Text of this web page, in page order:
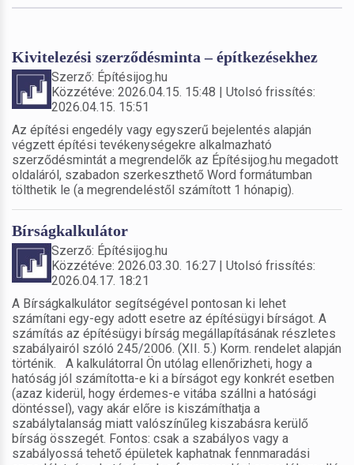
Kivitelezési szerződésminta – építkezésekhez
Szerző: Építésijog.hu
Közzétéve: 2026.04.15. 15:48 | Utolsó frissítés:
2026.04.15. 15:51
Az építési engedély vagy egyszerű bejelentés alapján
végzett építési tevékenységekre alkalmazható
szerződésmintát a megrendelők az Építésijog.hu megadott
oldaláról, szabadon szerkeszthető Word formátumban
tölthetik le (a megrendeléstől számított 1 hónapig).
Bírságkalkulátor
Szerző: Építésijog.hu
Közzétéve: 2026.03.30. 16:27 | Utolsó frissítés:
2026.04.17. 18:21
A Bírságkalkulátor segítségével pontosan ki lehet
számítani egy-egy adott esetre az építésügyi bírságot. A
számítás az építésügyi bírság megállapításának részletes
szabályairól szóló 245/2006. (XII. 5.) Korm. rendelet alapján
történik. A kalkulátorral Ön utólag ellenőrizheti, hogy a
hatóság jól számította-e ki a bírságot egy konkrét esetben
(azaz kiderül, hogy érdemes-e vitába szállni a hatósági
döntéssel), vagy akár előre is kiszámíthatja a
szabálytalanság miatt valószínűleg kiszabásra kerülő
bírság összegét. Fontos: csak a szabályos vagy a
szabályossá tehető épületek kaphatnak fennmaradási